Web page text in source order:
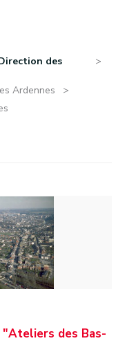
des
Ardennes
"Ateliers des Bas-